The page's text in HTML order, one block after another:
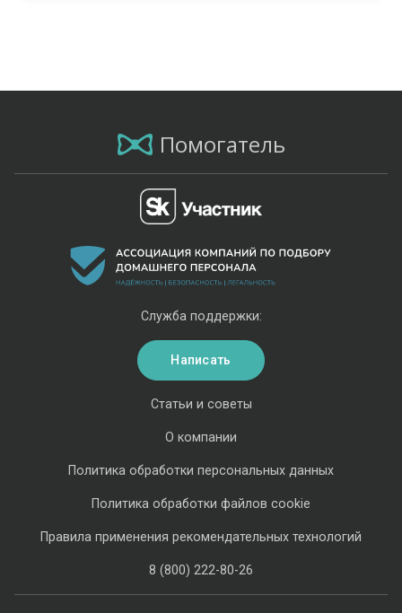
Помогатель
Статьи и советы
О компании
Политика обработки персональных данных
Политика обработки файлов cookie
Правила применения рекомендательных технологий
8 (800) 222-80-26
Служба поддержки:
Написать